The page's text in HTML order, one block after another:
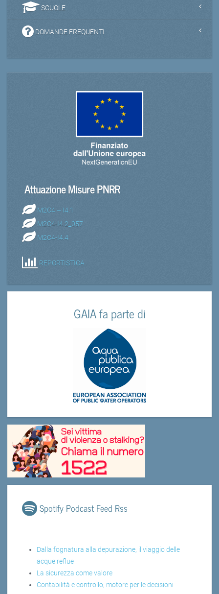
SCUOLE
DOMANDE FREQUENTI
Attuazione Misure PNRR
M2C4 – I4.1
M2C4-I4.2_057
M2C4-I4.4
REPORTISTICA
GAIA fa parte di
Spotify Podcast Feed Rss
Dalla fognatura alla depurazione, il viaggio delle
acque reflue
La sicurezza come valore
Contabilità e controllo, motore per le decisioni